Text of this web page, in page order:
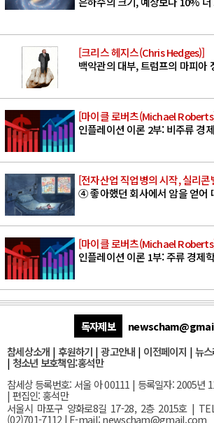
[크리스 헤지스(Chris Hedges)]
백악관의 대부, 트럼프의 마피아
[마이클 로버츠(Michael
인플레이션 이론 2부: 비주류 경
[전자산업 직업병의 시작, 실리
④ 좋아했던 회사에서 암을 얻어
[마이클 로버츠(Michael
인플레이션 이론 1부: 주류 경제학
독자제보
참세상소개 | 후원하기 |광고안내 | 이전페이지 | 뉴
| 청소년 보호책임:홍석만
참세상 등록번호: 서울 아 00111 | 등록일자: 2005년
| 편집인: 홍석만
서울시 마포구 양화로8길 17-28, 2층 2015호|
(02)701-7112 | E-mail:newscham@gmail.com